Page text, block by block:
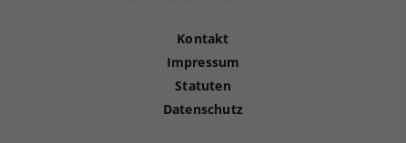
Kontakt
Impressum
Statuten
Datenschutz